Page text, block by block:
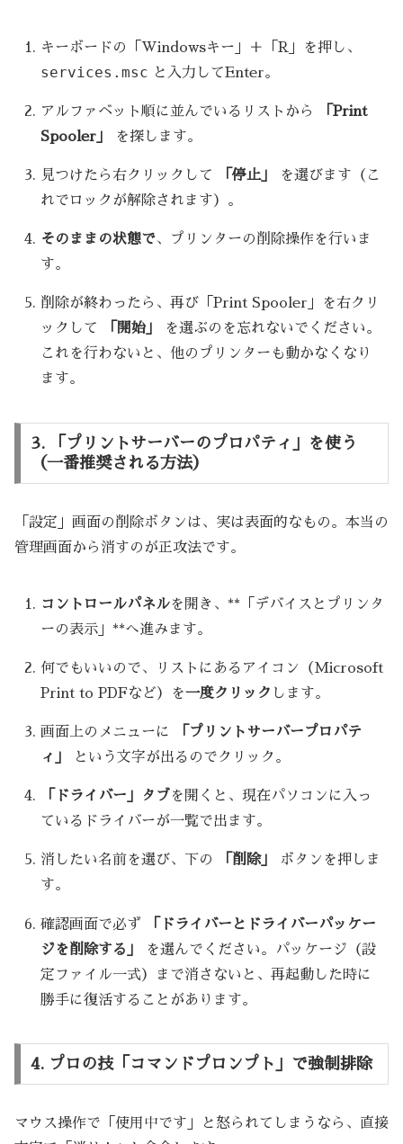
キーボードの「Windowsキー」＋「R」を押し、
services.msc と入力してEnter。
アルファベット順に並んでいるリストから
「Print
Spooler」
を探します。
見つけたら右クリックして 「停止」
を選びます（こ
れでロックが解除されます）。
そのままの状態で、プリンターの削除操作を行いま
す。
削除が終わったら、再び「Print Spooler」を右クリ
ックして
「開始」
を選ぶのを忘れないでください。
これを行わないと、他のプリンターも動かなくなり
ます。
3. 「プリントサーバーのプロパティ」を使う
（一番推奨される方法）
「設定」画面の削除ボタンは、実は表面的なもの。本当の
管理画面から消すのが正攻法です。
コントロールパネルを開き、**「デバイスとプリンタ
ーの表示」**へ進みます。
何でもいいので、リストにあるアイコン（Microsoft
Print to PDFなど）を一度クリック します。
画面上のメニューに
「プリントサーバープロパテ
ィ」
という文字が出るのでクリック。
「ドライバー」タブ を開くと、現在パソコンに入っ
ているドライバーが一覧で出ます。
消したい名前を選び、下の 「削除」
ボタンを押しま
す。
確認画面で必ず
「ドライバーとドライバーパッケー
ジを削除する」
を選んでください。パッケージ（設
定ファイル一式）まで消さないと、再起動した時に
勝手に復活することがあります。
4. プロの技「コマンドプロンプト」で強制排除
マウス操作で「使用中です」と怒られてしまうなら、直接